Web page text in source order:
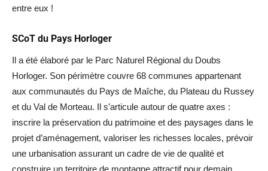
entre eux !
SCoT du Pays Horloger
Il a été élaboré par le Parc Naturel Régional du Doubs
Horloger. Son périmètre couvre 68 communes appartenant
aux communautés du Pays de Maîche, du Plateau du Russey
et du Val de Morteau. Il s’articule autour de quatre axes :
inscrire la préservation du patrimoine et des paysages dans le
projet d’aménagement, valoriser les richesses locales, prévoir
une urbanisation assurant un cadre de vie de qualité et